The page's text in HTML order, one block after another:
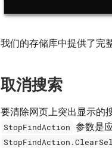
我们的存储库中提供了完
取消搜索
要清除网页上突出显示的
StopFindAction 参数是